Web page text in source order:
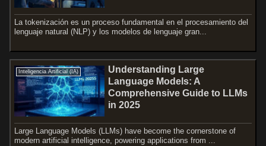
La tokenización es un proceso fundamental en el procesamiento del
lenguaje natural (NLP) y los modelos de lenguaje gran...
Inteligencia Artificial (IA)
Understanding Large
Language Models: A
Comprehensive Guide to LLMs
in 2025
Large Language Models (LLMs) have become the cornerstone of
modern artificial intelligence, powering applications from ...